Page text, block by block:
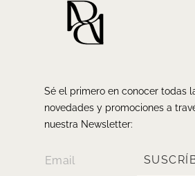
Sé el primero en conocer todas
novedades y promociones a
nuestra Newsletter: